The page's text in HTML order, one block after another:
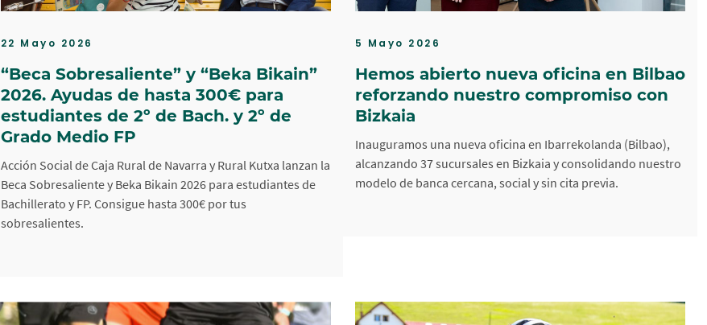
22 Mayo 2026
“Beca Sobresaliente” y “Beka Bikain”
2026. Ayudas de hasta 300€ para
estudiantes de 2º de Bach. y 2º de
Grado Medio FP
Acción Social de Caja Rural de Navarra y Rural Kutxa lanzan la
Beca Sobresaliente y Beka Bikain 2026 para estudiantes de
Bachillerato y FP. Consigue hasta 300€ por tus
sobresalientes.
5 Mayo 2026
Hemos abierto nueva oficina en Bilbao
reforzando nuestro compromiso con
Bizkaia
Inauguramos una nueva oficina en Ibarrekolanda (Bilbao),
alcanzando 37 sucursales en Bizkaia y consolidando nuestro
modelo de banca cercana, social y sin cita previa.